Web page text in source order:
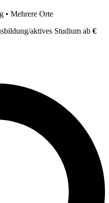
• Mehrere Orte
aktives Studium ab €